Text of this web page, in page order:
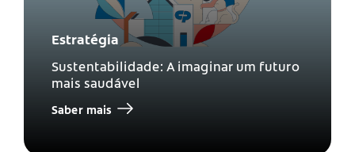
Estratégia
Sustentabilidade: A imaginar um futuro
mais saudável
Saber mais